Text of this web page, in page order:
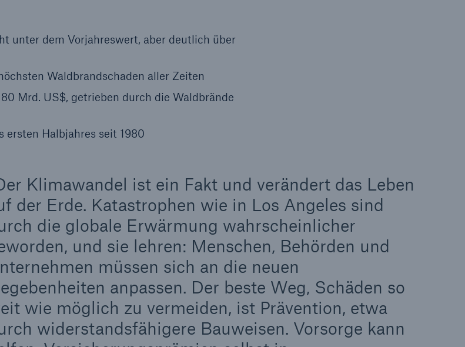
unter dem Vorjahreswert, aber deutlich über
Waldbrandschaden aller Zeiten
Mrd. US$, getrieben durch die Waldbrände
ersten Halbjahres seit 1980
Klimawandel ist ein Fakt und verändert das Leben
der Erde. Katastrophen wie in Los Angeles sind
die globale Erwärmung wahrscheinlicher
und sie lehren: Menschen, Behörden und
müssen sich an die neuen
anpassen. Der beste Weg, Schäden so
wie möglich zu vermeiden, ist Prävention, etwa
widerstandsfähigere Bauweisen. Vorsorge kann
in
bis zu
600 bn
US Dollar im Jahr 2018
Rückversicherung Leben/Gesundheit
MIRA Digital Suite
Suche